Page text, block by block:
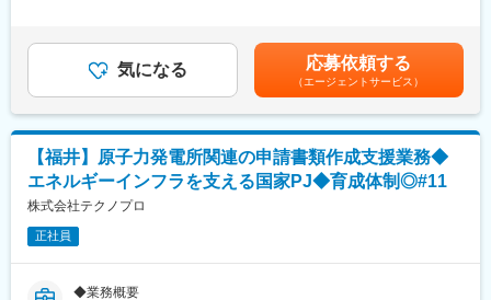
エンジニアの遣り甲斐を大切にする当社だからこその取り組みで
す。
＜FA制度＞
エンジニアの方を対象に社内でのキャリアチェンジを支援する制
度です。
転職をする必要なく、社内での新しいキャリアを形成し、貴方の
エンジニアとしての可能性を広げる事が可能です。
変更の範囲：本文参照
■業務詳細：
業務用システム開発もしくはWeb系システム開発をご担当いただ
きます。
要件定義・各種設計・プログラミング・構築など経験に合わせ、
最適な案件・フェーズをお任せします。
【福井案件】
・自治体向けシステム開発
・工場内自社システム開発
提示の実績もあります。賃金はあくまでも目安の金額であり、選
考を通じて上下する可能性があります。月給(月額)は固定手当を含
めた表記です。
気になる 応募依頼する
（エージェントサービス）
【福井】原子力発電所関連の申請書類作成支援業務◆
エネルギーインフラを支える国家PJ◆育成体制◎#11
株式会社テクノプロ
正社員
◆業務概要